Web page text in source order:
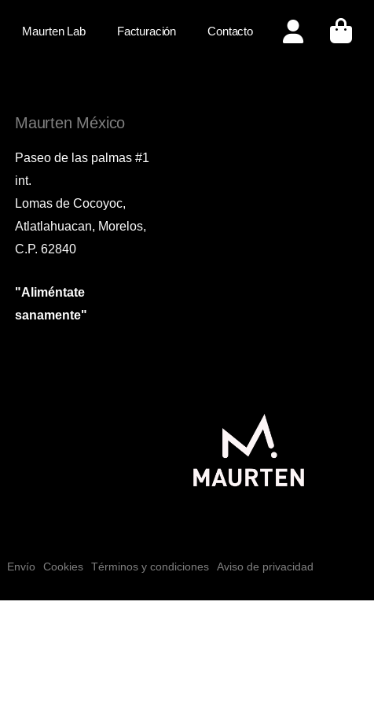
Maurten Lab Facturación Contacto
Maurten México
Paseo de las palmas #1
int.
Lomas de Cocoyoc,
Atlatlahuacan, Morelos,
C.P. 62840
"Aliméntate
sanamente"
Envío Cookies Términos y condiciones Aviso de privacidad